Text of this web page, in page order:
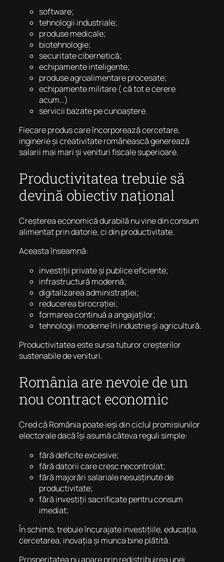
software;
tehnologii industriale;
produse medicale;
biotehnologie;
securitate cibernetică;
echipamente inteligente;
produse agroalimentare procesate;
echipamente militare ( că tot e cerere
acum…)
servicii bazate pe cunoaștere.
Fiecare produs care încorporează cercetare,
inginerie și creativitate românească generează
salarii mai mari și venituri fiscale superioare.
Productivitatea trebuie să
devină obiectiv național
Creșterea economică durabilă nu vine din consum
alimentat prin datorie, ci din productivitate.
Aceasta înseamnă:
investiții private și publice eficiente;
infrastructură modernă;
digitalizarea administrației;
reducerea birocrației;
formarea continuă a angajaților;
tehnologii moderne în industrie și agricultură.
Productivitatea este sursa tuturor creșterilor
sustenabile de venituri.
România are nevoie de un
nou contract economic
Cred că România poate ieși din ciclul promisiunilor
electorale dacă își asumă câteva reguli simple:
fără deficite excesive;
fără datorii care cresc necontrolat;
fără majorări salariale nesusținute de
productivitate;
fără investiții sacrificate pentru consum
imediat;
În schimb, trebuie încurajate investițiile, educația,
cercetarea, inovația și munca bine plătită.
Prosperitatea nu apare prin redistribuirea unei